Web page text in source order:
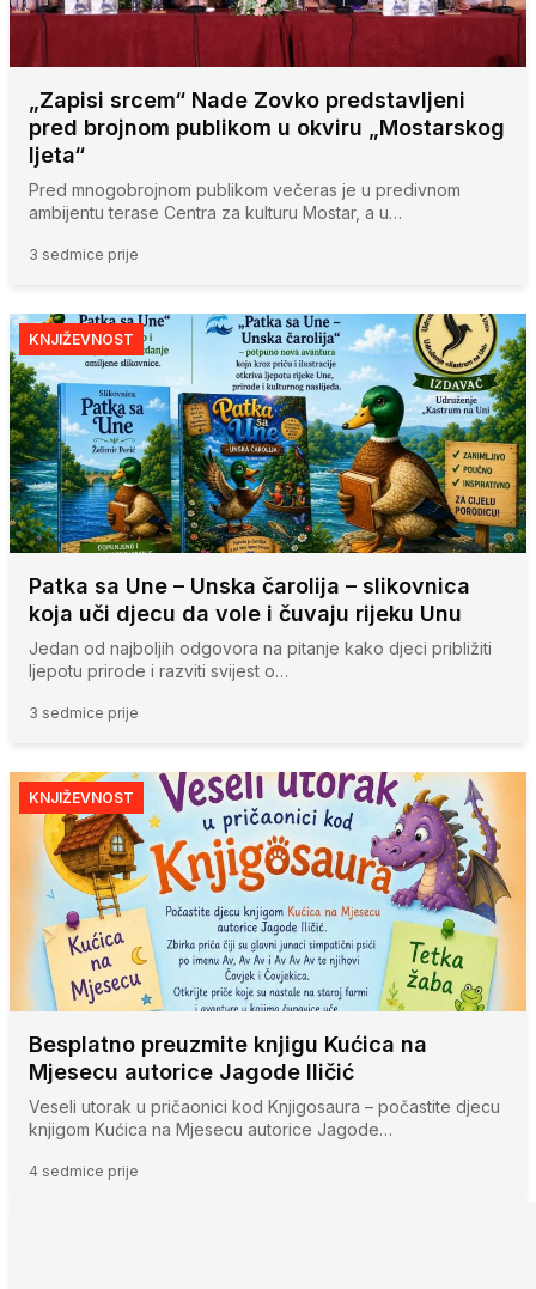
„Zapisi srcem“ Nade Zovko predstavljeni
pred brojnom publikom u okviru „Mostarskog
ljeta“
Pred mnogobrojnom publikom večeras je u predivnom
ambijentu terase Centra za kulturu Mostar, a u…
3 sedmice prije
KNJIŽEVNOST
Patka sa Une – Unska čarolija – slikovnica
koja uči djecu da vole i čuvaju rijeku Unu
Jedan od najboljih odgovora na pitanje kako djeci približiti
ljepotu prirode i razviti svijest o…
3 sedmice prije
KNJIŽEVNOST
Besplatno preuzmite knjigu Kućica na
Mjesecu autorice Jagode Iličić
Veseli utorak u pričaonici kod Knjigosaura – počastite djecu
knjigom Kućica na Mjesecu autorice Jagode…
4 sedmice prije